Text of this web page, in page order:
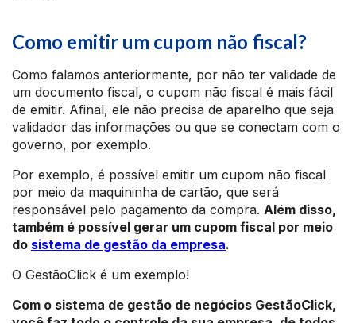
Como emitir um cupom não fiscal?
Como falamos anteriormente, por não ter validade de
um documento fiscal, o cupom não fiscal é mais fácil
de emitir. Afinal, ele não precisa de aparelho que seja
validador das informações ou que se conectam com o
governo, por exemplo.
Por exemplo, é possível emitir um cupom não fiscal
por meio da maquininha de cartão, que será
responsável pelo pagamento da compra. Além disso,
também é possível gerar um cupom fiscal por meio
do sistema de gestão da empresa.
O GestãoClick é um exemplo!
Com o sistema de gestão de negócios GestãoClick,